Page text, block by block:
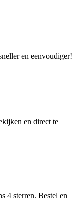
en eenvoudiger!
en direct te
4 sterren. Bestel en